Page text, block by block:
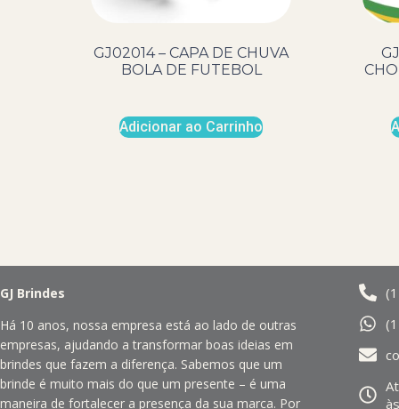
GJ02014 – CAPA DE CHUVA
BOLA DE FUTEBOL
Adicionar ao Carrinho
GJ Brindes
Há 10 anos, nossa empresa está ao lado de outras
empresas, ajudando a transformar boas ideias em
brindes que fazem a diferença. Sabemos que um
brinde é muito mais do que um presente – é uma
maneira de fortalecer a presença da sua marca. Por